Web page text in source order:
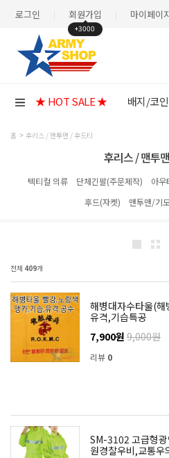
로그인 회원가입
+3000
마이페이
★ HOT SALE ★ 배지/코
홈 후리스 / 맨투맨 / 후드티
후리스 / 맨투
텍티컬 의류 단체긴팔(주문제작) 아
후드(자켓)
맨투맨/기
전체 409개
해병대자수타울(
유격,기습특공
7,900원 9,000원
리뷰 0
SM-3102 고급형
원경찰우비,교통우